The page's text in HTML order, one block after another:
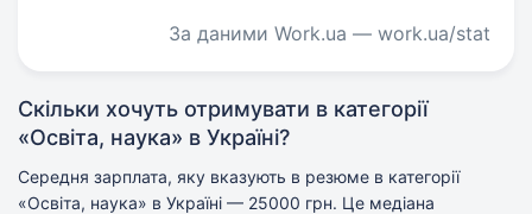
За даними Work.ua — work.ua/stat
Скільки хочуть отримувати в категорії
«Освіта, наука» в Україні?
Середня зарплата, яку вказують в резюме в категорії
«Освіта, наука» в Україні — 25000 грн. Це медіана